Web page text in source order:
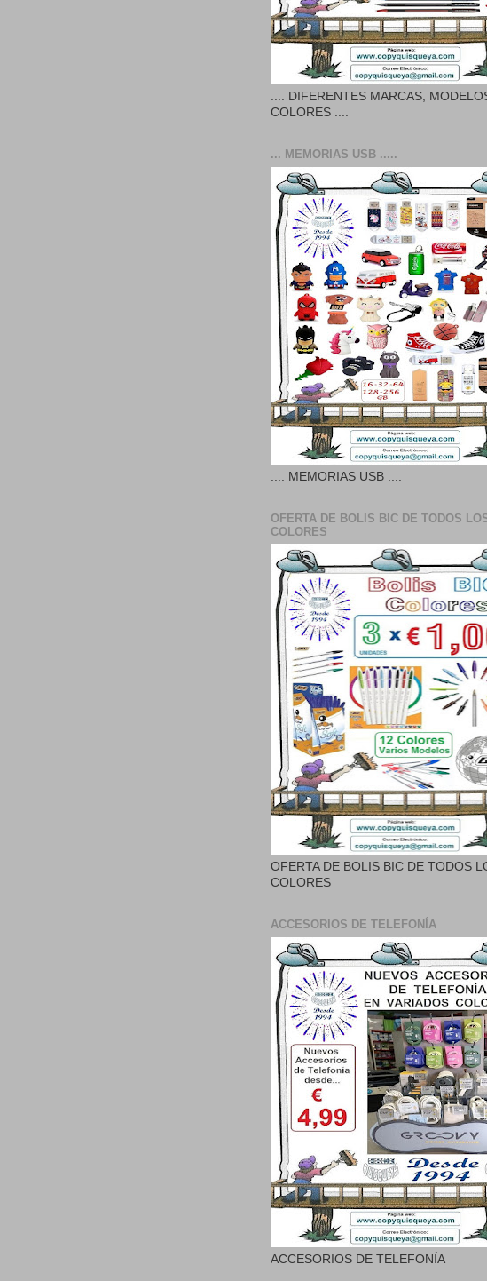
.... DIFERENTES MARCAS,
COLORES ....
... MEMORIAS USB .....
.... MEMORIAS USB ....
OFERTA DE BOLIS BIC DE TODOS
COLORES
OFERTA DE BOLIS BIC DE TODOS
COLORES
ACCESORIOS DE TELEFONÍA
ACCESORIOS DE TELEFONÍA